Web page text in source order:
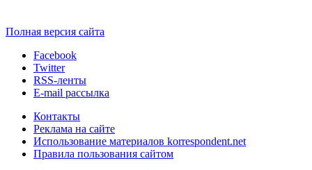
Полная версия сайта
Facebook
Twitter
RSS-ленты
E-mail рассылка
Контакты
Реклама на сайте
Использование материалов korrespondent.net
Правила пользования сайтом